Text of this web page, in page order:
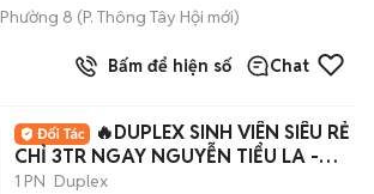
Phường 8 (P. Thông Tây Hội mới)
Bấm để hiện số Chat
🔥DUPLEX SINH VIÊN SIÊU RẺ
CHỈ 3TR NGAY NGUYỄN TIỂU LA -
Q10🔥
1 PN Duplex